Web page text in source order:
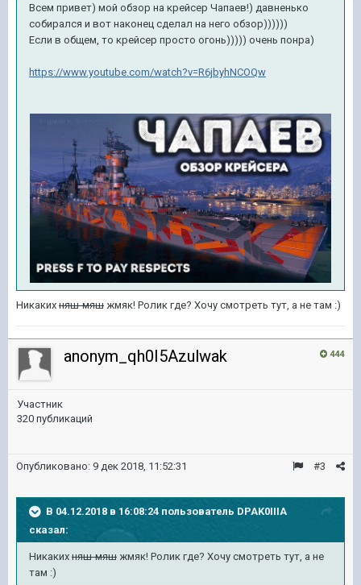
Всем привет) мой обзор на крейсер Чапаев!) давненько
собирался и вот наконец сделал на него обзор))))))
Если в общем, то крейсер просто огонь))))) очень понра)
https://www.youtube.com/watch?v=R6jbyhNCOQw
Никаких няш-мяш жмяк! Ролик где? Хочу смотреть тут, а не там :)
444
anonym_qh0I5Azulwak
Участник
320 публикаций
#3
Опубликовано: 9 дек 2018, 11:52:31
В 04.12.2018 в 16:08:24 пользователь DPAK0IIIA
сказал:
Никаких няш-мяш жмяк! Ролик где? Хочу смотреть тут, а не
там :)